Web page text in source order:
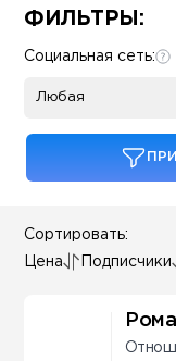
Some SEO Title
ФИЛЬТРЫ:
Социальная сеть:
Любая
Сортировать:
Цена Подписчики